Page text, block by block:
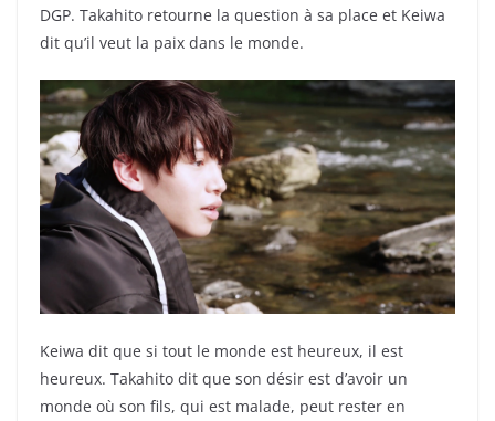
DGP. Takahito retourne la question à sa place et Keiwa
dit qu’il veut la paix dans le monde.
Keiwa dit que si tout le monde est heureux, il est
heureux. Takahito dit que son désir est d’avoir un
monde où son fils, qui est malade, peut rester en